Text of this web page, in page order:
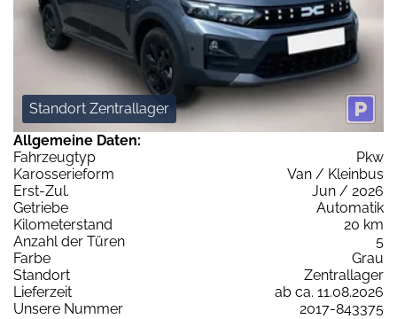
Standort Zentrallager
Allgemeine Daten:
Fahrzeugtyp
Pkw
Karosserieform
Van / Kleinbus
Erst-Zul.
Jun / 2026
Getriebe
Automatik
Kilometerstand
20 km
Anzahl der Türen
5
Farbe
Grau
Standort
Zentrallager
Lieferzeit
ab ca. 11.08.2026
Unsere Nummer
2017-843375